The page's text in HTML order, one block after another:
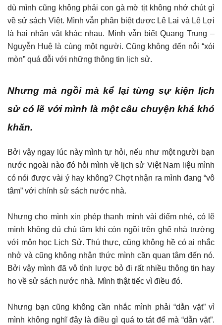
dù mình cũng không phải con gà mờ tịt không nhớ chút gì
về sử sách Việt. Mình vẫn phân biệt được Lê Lai và Lê Lợi
là hai nhân vật khác nhau. Mình vẫn biết Quang Trung –
Nguyễn Huệ là cùng một người. Cũng không đến nỗi “xói
mòn” quá đỗi với những thông tin lịch sử.
Nhưng mà ngồi mà kể lại từng sự kiện lịch
sử có lẽ với mình là một câu chuyện khá khó
khăn.
Bởi vậy ngay lúc này mình tự hỏi, nếu như một người bạn
nước ngoài nào đó hỏi mình về lịch sử Việt Nam liệu mình
có nói được vài ý hay không? Chợt nhận ra mình đang “vô
tâm” với chính sử sách nước nhà.
Nhưng cho mình xin phép thanh minh vài điểm nhé, có lẽ
mình không đủ chú tâm khi còn ngồi trên ghế nhà trường
với môn học Lịch Sử. Thú thực, cũng không hề có ai nhắc
nhở và cũng không nhận thức mình cần quan tâm đến nó.
Bởi vậy mình đã vô tình lược bỏ đi rất nhiều thông tin hay
ho về sử sách nước nhà. Mình thật tiếc vì điều đó.
Nhưng bạn cũng không cần nhắc mình phải “dằn vặt” vì
mình không nghĩ đây là điều gì quá to tát để mà “dằn vặt”.